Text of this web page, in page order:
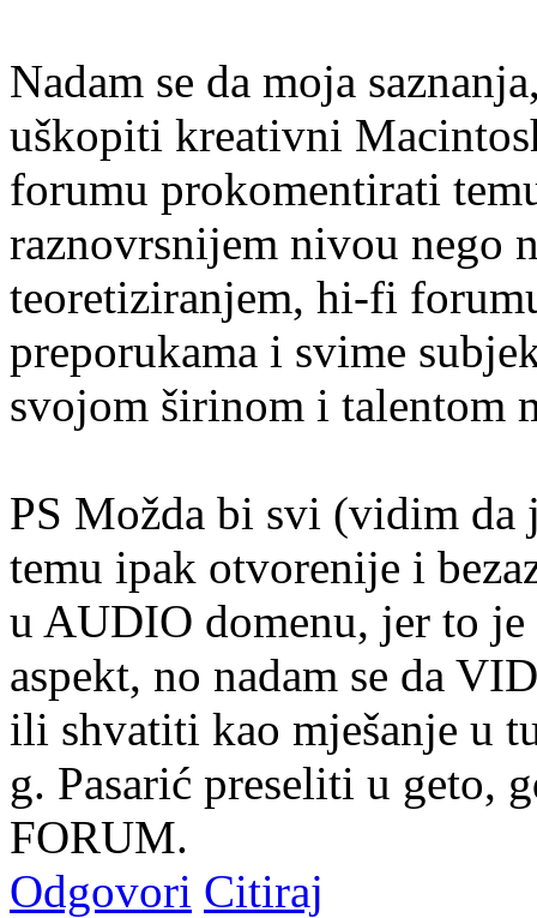
Nadam se da moja
uškopiti kreativni
forumu prokomentirati
raznovrsnijem nivou nego
teoretiziranjem, hi-fi
preporukama i svime
svojom širinom i talentom
PS Možda bi svi (vidim da
temu ipak otvorenije i
u AUDIO domenu, jer to
aspekt, no nadam se da
ili shvatiti kao mješanje u
g. Pasarić preseliti u geto,
FORUM.
Odgovori Citiraj